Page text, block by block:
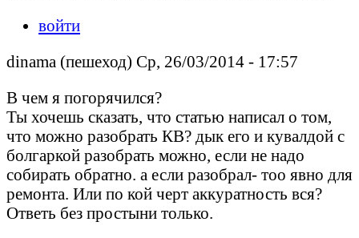
войти
dinama (пешеход) Ср, 26/03/2014 - 17:57
В чем я погорячился?
Ты хочешь сказать, что статью написал о том,
что можно разобрать КВ? дык его и кувалдой с
болгаркой разобрать можно, если не надо
собирать обратно. а если разобрал- тоо явно для
ремонта. Или по кой черт аккуратность вся?
Ответь без простыни только.